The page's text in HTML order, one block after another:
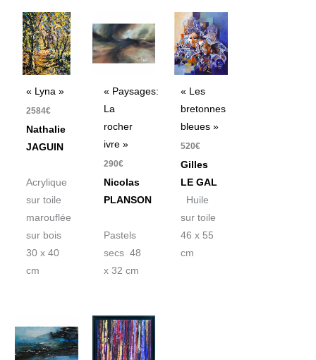
« Lyna »
2584€
Nathalie
JAGUIN
Acrylique
sur toile
marouflée
sur bois
30 x 40
cm
« Paysages:
La
rocher
ivre »
290€
Nicolas
PLANSON
Pastels
secs 48
x 32 cm
« Les
bretonnes
bleues »
520€
Gilles
LE GAL
Huile
sur toile
46 x 55
cm